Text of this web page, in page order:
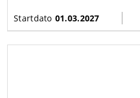
på dette kursus.
Startdato 01.03.2027